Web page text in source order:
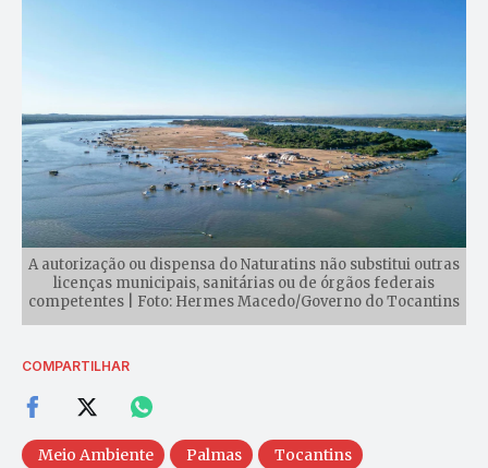
A autorização ou dispensa do Naturatins não substitui outras
licenças municipais, sanitárias ou de órgãos federais
competentes | Foto: Hermes Macedo/Governo do Tocantins
COMPARTILHAR
Meio Ambiente Palmas Tocantins